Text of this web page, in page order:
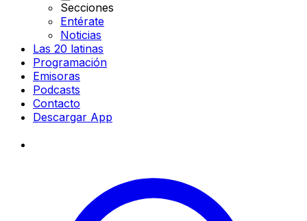
Secciones
Entérate
Noticias
Las 20 latinas
Programación
Emisoras
Podcasts
Contacto
Descargar App